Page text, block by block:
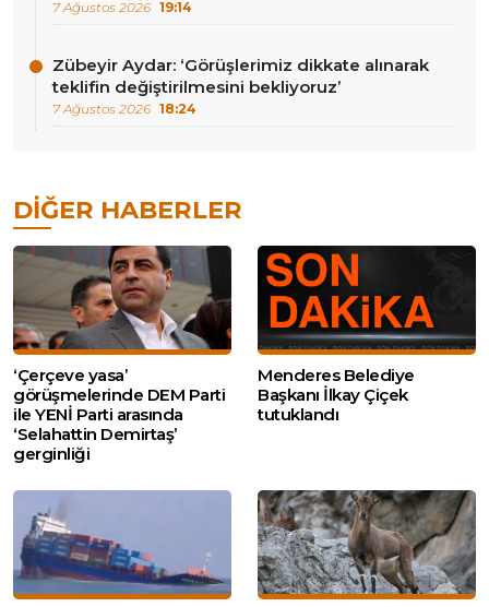
7 Ağustos 2026 19:14
Zübeyir Aydar: ‘Görüşlerimiz dikkate alınarak
teklifin değiştirilmesini bekliyoruz’
7 Ağustos 2026 18:24
DIĞER HABERLER
‘Çerçeve yasa’
görüşmelerinde DEM Parti
ile YENİ Parti arasında
‘Selahattin Demirtaş’
gerginliği
Menderes Belediye
Başkanı İlkay Çiçek
tutuklandı